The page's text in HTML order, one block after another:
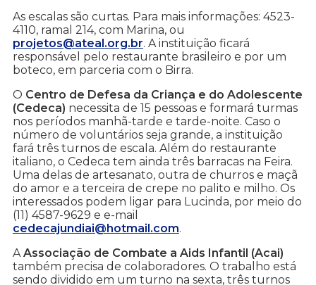
As escalas são curtas. Para mais informações: 4523-
4110, ramal 214, com Marina, ou
projetos@ateal.org.br. A instituição ficará
responsável pelo restaurante brasileiro e por um
boteco, em parceria com o Birra.
O Centro de Defesa da Criança e do Adolescente
(Cedeca) necessita de 15 pessoas e formará turmas
nos períodos manhã-tarde e tarde-noite. Caso o
número de voluntários seja grande, a instituição
fará três turnos de escala. Além do restaurante
italiano, o Cedeca tem ainda três barracas na Feira.
Uma delas de artesanato, outra de churros e maçã
do amor e a terceira de crepe no palito e milho. Os
interessados podem ligar para Lucinda, por meio do
(11) 4587-9629 e e-mail
cedecajundiai@hotmail.com.
AAssociação de Combate a Aids Infantil (Acai)
também precisa de colaboradores. O trabalho está
sendo dividido em um turno na sexta, três turnos